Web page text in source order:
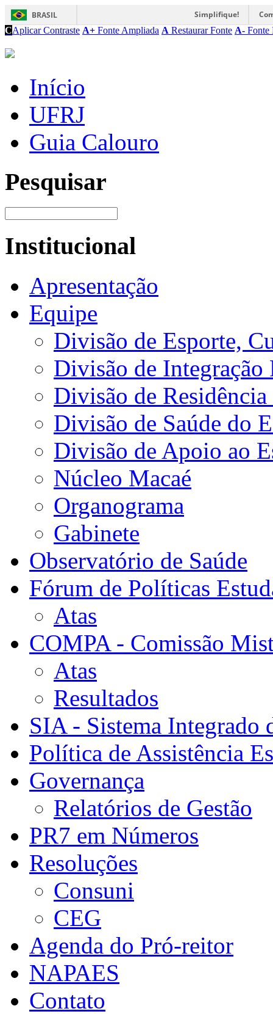
BRASIL Simplifique!
CAplicar Contraste A+ Fonte Ampliada A Restaurar Fonte A- Fonte
Início
UFRJ
Guia Calouro
Pesquisar
Institucional
Apresentação
Equipe
Divisão de Esporte,
Divisão de Integração
Divisão de
Divisão de Saúde do
Divisão de Apoio ao
Núcleo Macaé
Organograma
Gabinete
Observatório de Saúde
Fórum de Políticas
Atas
COMPA - Comissão
Atas
Resultados
SIA - Sistema Integrado
Política de Assistência
Governança
Relatórios de Gestão
PR7 em Números
Resoluções
Consuni
CEG
Agenda do Pró-reitor
NAPAES
Contato